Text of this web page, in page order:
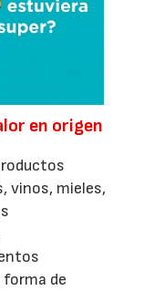
en origen
vinos, mieles,
de